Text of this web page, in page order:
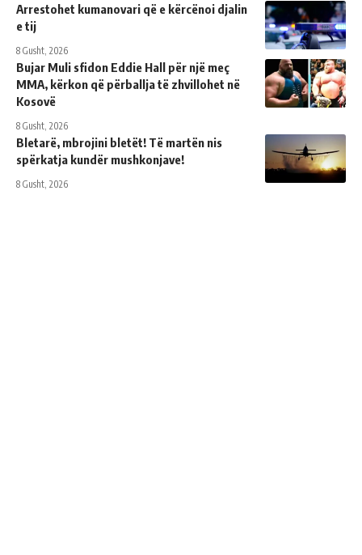
Arrestohet kumanovari që e kërcënoi djalin
e tij
8 Gusht, 2026
Bujar Muli sfidon Eddie Hall për një meç
MMA, kërkon që përballja të zhvillohet në
Kosovë
8 Gusht, 2026
Bletarë, mbrojini bletët! Të martën nis
spërkatja kundër mushkonjave!
8 Gusht, 2026